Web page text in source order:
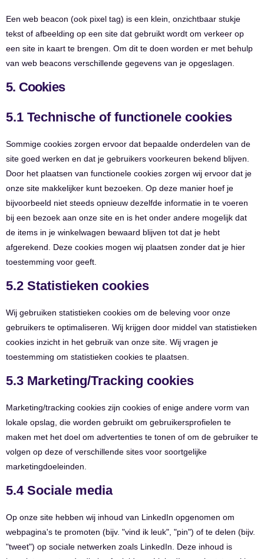
Een web beacon (ook pixel tag) is een klein, onzichtbaar stukje
tekst of afbeelding op een site dat gebruikt wordt om verkeer op
een site in kaart te brengen. Om dit te doen worden er met behulp
van web beacons verschillende gegevens van je opgeslagen.
5. Cookies
5.1 Technische of functionele cookies
Sommige cookies zorgen ervoor dat bepaalde onderdelen van de
site goed werken en dat je gebruikers voorkeuren bekend blijven.
Door het plaatsen van functionele cookies zorgen wij ervoor dat je
onze site makkelijker kunt bezoeken. Op deze manier hoef je
bijvoorbeeld niet steeds opnieuw dezelfde informatie in te voeren
bij een bezoek aan onze site en is het onder andere mogelijk dat
de items in je winkelwagen bewaard blijven tot dat je hebt
afgerekend. Deze cookies mogen wij plaatsen zonder dat je hier
toestemming voor geeft.
5.2 Statistieken cookies
Wij gebruiken statistieken cookies om de beleving voor onze
gebruikers te optimaliseren. Wij krijgen door middel van statistieken
cookies inzicht in het gebruik van onze site. Wij vragen je
toestemming om statistieken cookies te plaatsen.
5.3 Marketing/Tracking cookies
Marketing/tracking cookies zijn cookies of enige andere vorm van
lokale opslag, die worden gebruikt om gebruikersprofielen te
maken met het doel om advertenties te tonen of om de gebruiker te
volgen op deze of verschillende sites voor soortgelijke
marketingdoeleinden.
5.4 Sociale media
Op onze site hebben wij inhoud van LinkedIn opgenomen om
webpagina's te promoten (bijv. "vind ik leuk", "pin") of te delen (bijv.
"tweet") op sociale netwerken zoals LinkedIn. Deze inhoud is